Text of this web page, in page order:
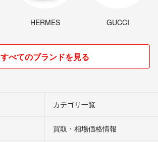
HERMES GUCCI
すべてのブランドを見る
カテゴリ一覧
買取・相場価格情報